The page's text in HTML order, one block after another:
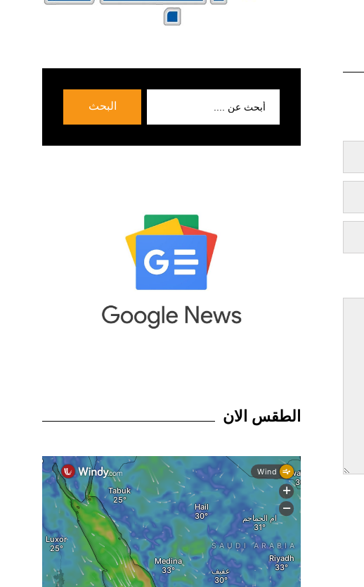
البحث
الطقس الان